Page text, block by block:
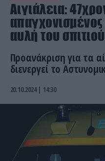
Αιγιάλεια:
αυλή του
Προανάκριση για τα
διενεργεί το
20.10.2024 | 14:30